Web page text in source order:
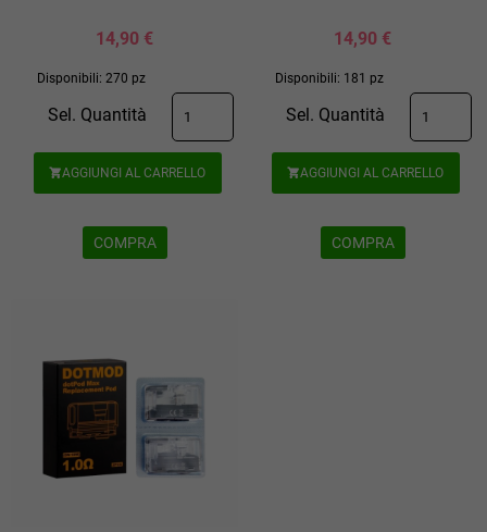
14,90 €
Disponibili: 270 pz
Sel. Quantità
AGGIUNGI AL CARRELLO
COMPRA
14,90 €
Disponibili: 181 pz
Sel. Quantità
AGGIUNGI AL CARRELLO
COMPRA